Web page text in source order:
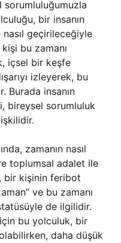
bir insanın
nasıl geçirileceğiyle
bu zamanı
içsel bir keşfe
izleyerek, bu
Burada insanın
bireysel sorumluluk
zamanın nasıl
toplumsal adalet ile
bir kişinin feribot
ve bu zamanı
de ilgilidir.
bu yolculuk, bir
daha düşük